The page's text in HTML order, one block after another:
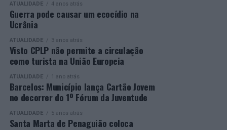
A Escola de Tecnologia e Gestão de Barcelos continua a
afirmar-se como uma referência na formação
profissional e na qualificação de adultos, contribuindo
para o desenvolvimento de competências, o aumento da
empregabilidade e a valorização do capital humano do
concelho e da região.
A Empresa Municipal de Educação e Cultura de Barcelos
felicita todos os diplomados por esta importante
conquista, desejando-lhes os maiores sucessos pessoais,
profissionais e académicos, convicta de que este diploma
ATUALIDADE 4 anos atrás
Guerra pode causar um ecocídio na
Ucrânia
ATUALIDADE 3 anos atrás
Visto CPLP não permite a circulação
como turista na União Europeia
ATUALIDADE 1 ano atrás
Barcelos: Município lança Cartão Jovem
no decorrer do 1º Fórum da Juventude
ATUALIDADE 5 anos atrás
Santa Marta de Penaguião coloca